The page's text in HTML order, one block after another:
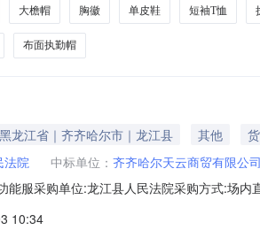
大檐帽 胸徽 单皮鞋 短袖T恤
布面执勤帽
黑龙江省｜齐齐哈尔市｜龙江县 其他
法院 中标单位： 齐齐哈尔天云商贸有限公
能服采购单位:龙江县人民法院采购方式:场
10:34